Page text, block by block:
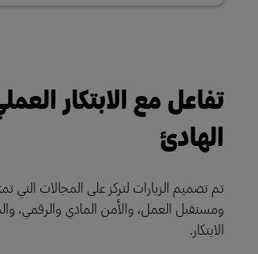
الهادئ
تم تصميم الزيارات لتركز على المجالات التي
ومستقبل العمل، والأمن المادي والرقمي،
الابتكار.